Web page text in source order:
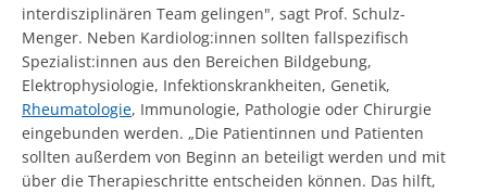
interdisziplinären Team gelingen", sagt Prof. Schulz-
Menger. Neben Kardiolog:innen sollten fallspezifisch
Spezialist:innen aus den Bereichen Bildgebung,
Elektrophysiologie, Infektionskrankheiten, Genetik,
Rheumatologie, Immunologie, Pathologie oder Chirurgie
eingebunden werden. „Die Patientinnen und Patienten
sollten außerdem von Beginn an beteiligt werden und mit
über die Therapieschritte entscheiden können. Das hilft,